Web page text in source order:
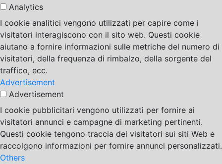
Analytics
I cookie analitici vengono utilizzati per capire come i
visitatori interagiscono con il sito web. Questi cookie
aiutano a fornire informazioni sulle metriche del numero di
visitatori, della frequenza di rimbalzo, della sorgente del
traffico, ecc.
Advertisement
Advertisement
I cookie pubblicitari vengono utilizzati per fornire ai
visitatori annunci e campagne di marketing pertinenti.
Questi cookie tengono traccia dei visitatori sui siti Web e
raccolgono informazioni per fornire annunci personalizzati.
Others